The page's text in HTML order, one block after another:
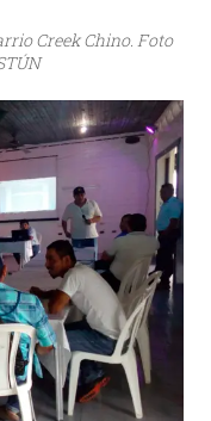
Creek Chino. Foto